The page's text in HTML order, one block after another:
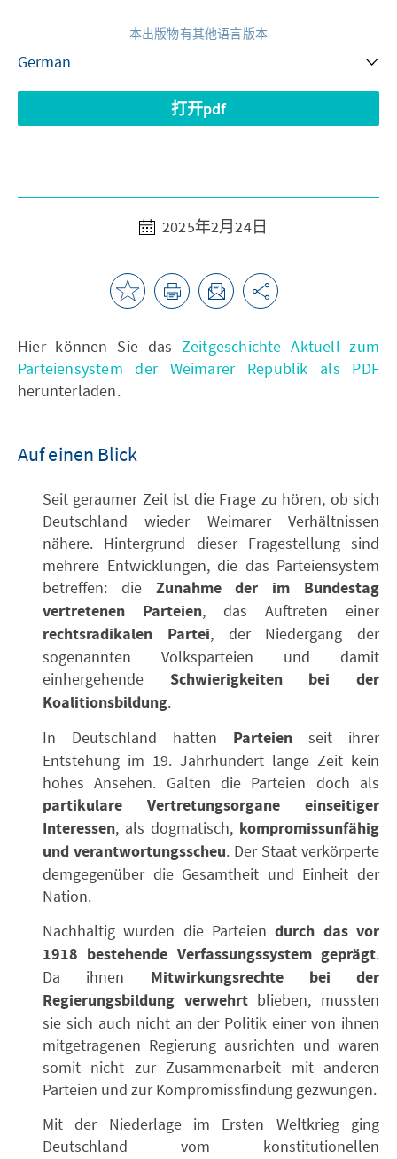
本出版物有其他语言版本
打开pdf
2025年2月24日
Hier können Sie das Zeitgeschichte Aktuell zum
Parteiensystem der Weimarer Republik als PDF
herunterladen.
Auf einen Blick
Seit geraumer Zeit ist die Frage zu hören, ob sich
Deutschland wieder Weimarer Verhältnissen
nähere. Hintergrund dieser Fragestellung sind
mehrere Entwicklungen, die das Parteiensystem
betreffen: die Zunahme der im Bundestag
vertretenen Parteien, das Auftreten einer
rechtsradikalen Partei, der Niedergang der
sogenannten Volksparteien und damit
einhergehende Schwierigkeiten bei der
Koalitionsbildung.
In Deutschland hatten Parteien seit ihrer
Entstehung im 19. Jahrhundert lange Zeit kein
hohes Ansehen. Galten die Parteien doch als
partikulare Vertretungsorgane einseitiger
Interessen, als dogmatisch, kompromissunfähig
und verantwortungsscheu. Der Staat verkörperte
demgegenüber die Gesamtheit und Einheit der
Nation.
Nachhaltig wurden die Parteiendurch das vor
1918 bestehende Verfassungssystem geprägt.
Da ihnen Mitwirkungsrechte bei der
Regierungsbildung verwehrtblieben, mussten
sie sich auch nicht an der Politik einer von ihnen
mitgetragenen Regierung ausrichten und waren
somit nicht zur Zusammenarbeit mit anderen
Parteien und zur Kompromissfindung gezwungen.
Mit der Niederlage im Ersten Weltkrieg ging
Deutschland vom konstitutionellen